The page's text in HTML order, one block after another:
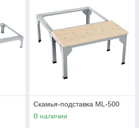
Скамья-подставка ML-500
В наличии